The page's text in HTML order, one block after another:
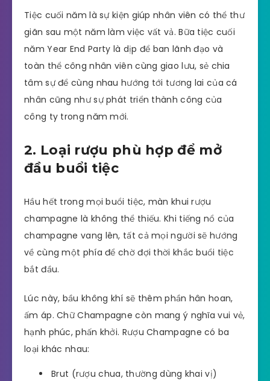
Tiệc cuối năm là sự kiện giúp nhân viên có thể thư
giãn sau một năm làm việc vất vả. Bữa tiệc cuối
năm Year End Party là dịp để ban lãnh đạo và
toàn thể công nhân viên cùng giao lưu, sẻ chia
tâm sự để cùng nhau hướng tới tương lai của cá
nhân cũng như sự phát triển thành công của
công ty trong năm mới.
2. Loại rượu phù hợp để mở
đầu buổi tiệc
Hầu hết trong mọi buổi tiệc, màn khui rượu
champagne là không thể thiếu. Khi tiếng nổ của
champagne vang lên, tất cả mọi người sẽ hướng
về cùng một phía để chờ đợi thời khắc buổi tiệc
bắt đầu.
Lúc này, bầu không khí sẽ thêm phần hân hoan,
ấm áp. Chữ Champagne còn mang ý nghĩa vui vẻ,
hạnh phúc, phấn khởi. Rượu Champagne có ba
loại khác nhau:
Brut (rượu chua, thường dùng khai vị)